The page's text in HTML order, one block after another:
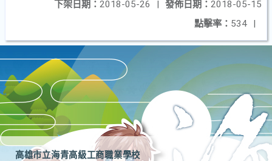
發佈日期： 2018-05-15
下架日期： 2018-05-26
|
點擊率： 534 |
高雄市立海青高級工商職業學校